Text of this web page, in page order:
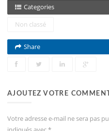
Categories
Non classé
Share
AJOUTEZ VOTRE
Votre adresse e-mail ne sera pas